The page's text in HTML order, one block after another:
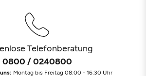
Telefonberatung
0800 / 0240800
Montag bis Freitag 08:00 - 16:30 Uhr